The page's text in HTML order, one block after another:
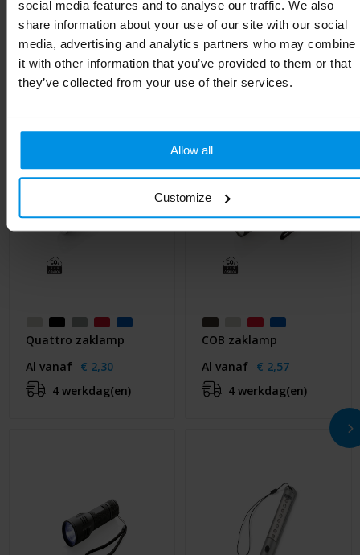
social media features and to analyse our traffic. We also
share information about your use of our site with our social
media, advertising and analytics partners who may combine
it with other information that you’ve provided to them or that
they’ve collected from your use of their services.
Allow all
Customize
Gerelateerde producten
Quattro zaklamp
Al vanaf € 2,30
4 werkdag(en)
COB zaklamp
Al vanaf € 2,57
4 werkdag(en)